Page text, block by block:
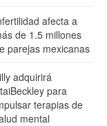
afecta a
de 1.5 millones
parejas mexicanas
adquirirá
para
terapias de
mental